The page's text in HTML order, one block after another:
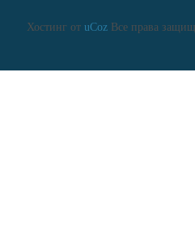
Хостинг от uCozВсе права